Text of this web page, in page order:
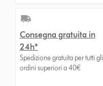
Consegna gratuita in
24h*
Spedizione gratuita per tutti gli
ordini superiori a 40€